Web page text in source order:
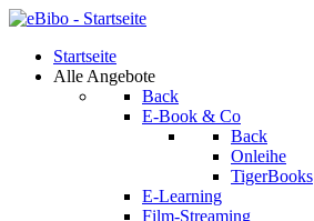
Startseite
Alle Angebote
Back
E-Book & Co
Back
Onleihe
TigerBooks
E-Learning
Film-Streaming